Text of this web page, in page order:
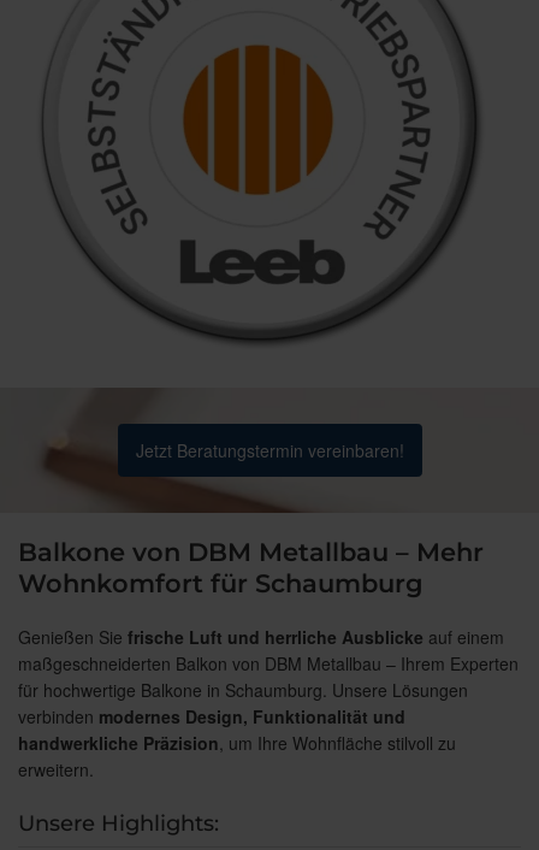
Jetzt Beratungstermin vereinbaren!
Balkone von DBM Metallbau – Mehr
Wohnkomfort für Schaumburg
Genießen Sie frische Luft und herrliche Ausblicke auf einem
maßgeschneiderten Balkon von DBM Metallbau – Ihrem Experten
für hochwertige Balkone in Schaumburg. Unsere Lösungen
verbinden modernes Design, Funktionalität und
handwerkliche Präzision , um Ihre Wohnfläche stilvoll zu
erweitern.
Unsere Highlights: